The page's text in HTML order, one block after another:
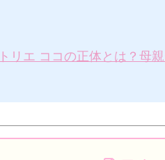
リエ ココの正体とは？母